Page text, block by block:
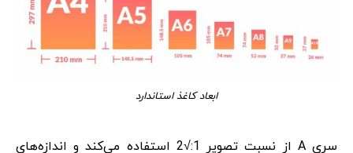
ابعاد کاغذ استاندارد
سری A از نسبت تصویر 1:√2 استفاده می‌کند و اندازه‌های